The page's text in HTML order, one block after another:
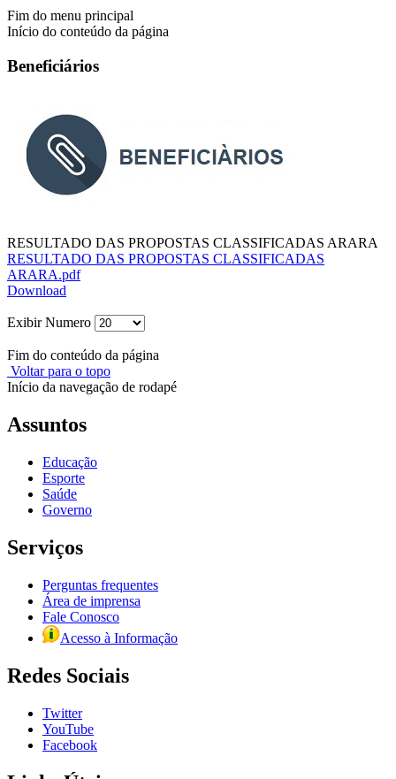
Fim do menu principal
Início do conteúdo da página
Beneficiários
RESULTADO DAS PROPOSTAS CLASSIFICADAS ARARA
RESULTADO DAS PROPOSTAS CLASSIFICADAS
ARARA.pdf
Download
Exibir Numero
Fim do conteúdo da página
Voltar para o topo
Início da navegação de rodapé
Assuntos
Educação
Esporte
Saúde
Governo
Serviços
Perguntas frequentes
Área de imprensa
Fale Conosco
Acesso à Informação
Redes Sociais
Twitter
YouTube
Facebook